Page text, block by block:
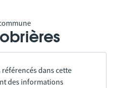
dans cette
des informations